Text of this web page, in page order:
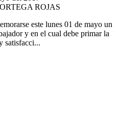
ROJAS
este lunes 01 de mayo un
y en el cual debe primar la
satisfacci...